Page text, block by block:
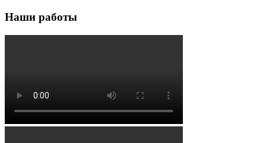
Наши работы